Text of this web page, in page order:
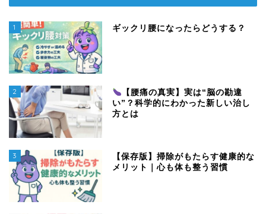
1 ギックリ腰になったらどうする？
2
【腰痛の真実】実は“脳の勘違
い”？科学的にわかった新しい治し
方とは
3
【保存版】掃除がもたらす健康的な
メリット｜心も体も整う習慣